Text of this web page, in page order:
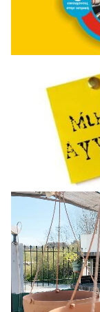
Πρόγραμμα
Αναπαραγωγής
Βίντεο